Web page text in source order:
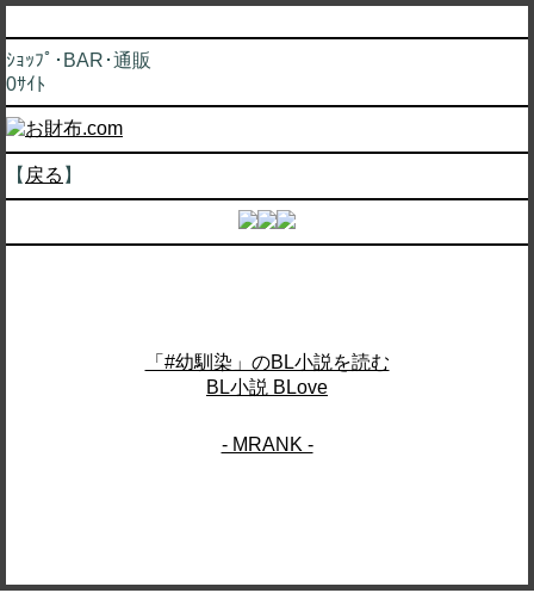
ｼｮｯﾌﾟ･BAR･通販
0ｻｲﾄ
【 戻る 】
「#幼馴染」のBL小説を読む
BL小説 BLove
- MRANK -